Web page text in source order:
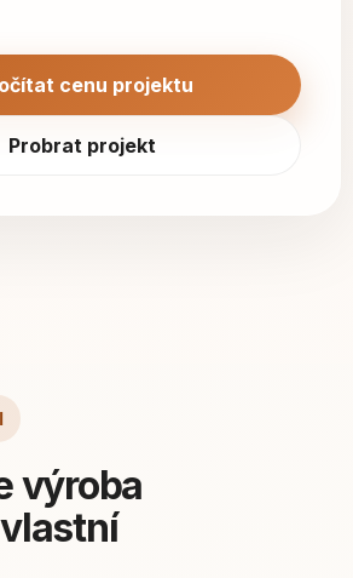
cenu projektu
Probrat projekt
výroba